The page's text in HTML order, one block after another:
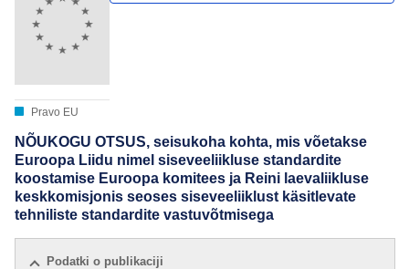
Pravo EU
NÕUKOGU OTSUS, seisukoha kohta, mis võetakse
Euroopa Liidu nimel siseveeliikluse standardite
koostamise Euroopa komitees ja Reini laevaliikluse
keskkomisjonis seoses siseveeliiklust käsitlevate
tehniliste standardite vastuvõtmisega
Podatki o publikaciji